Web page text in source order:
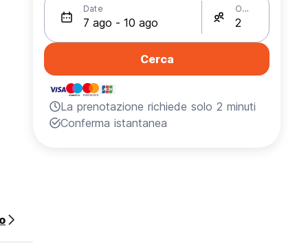
Date Ospiti
Cerca
La prenotazione richiede solo 2 minuti
Conferma istantanea